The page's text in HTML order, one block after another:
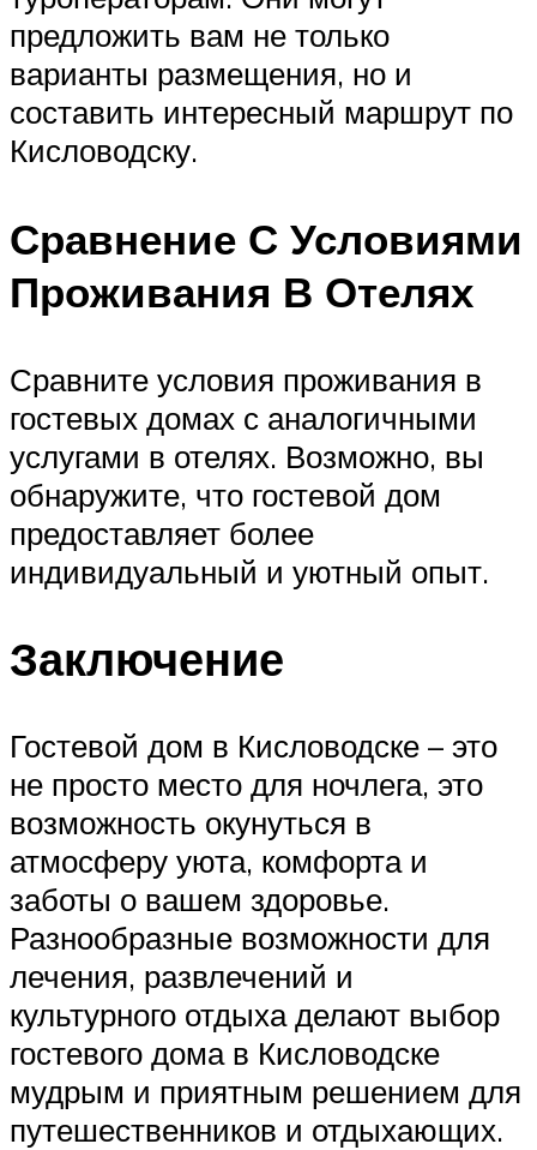
предложить вам не только
варианты размещения, но и
составить интересный маршрут по
Кисловодску.
Сравнение С Условиями
Проживания В Отелях
Сравните условия проживания в
гостевых домах с аналогичными
услугами в отелях. Возможно, вы
обнаружите, что гостевой дом
предоставляет более
индивидуальный и уютный опыт.
Заключение
Гостевой дом в Кисловодске – это
не просто место для ночлега, это
возможность окунуться в
атмосферу уюта, комфорта и
заботы о вашем здоровье.
Разнообразные возможности для
лечения, развлечений и
культурного отдыха делают выбор
гостевого дома в Кисловодске
мудрым и приятным решением для
путешественников и отдыхающих.